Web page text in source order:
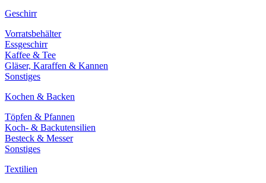
Geschirr
Vorratsbehälter
Essgeschirr
Kaffee & Tee
Gläser, Karaffen & Kannen
Sonstiges
Kochen & Backen
Töpfen & Pfannen
Koch- & Backutensilien
Besteck & Messer
Sonstiges
Textilien